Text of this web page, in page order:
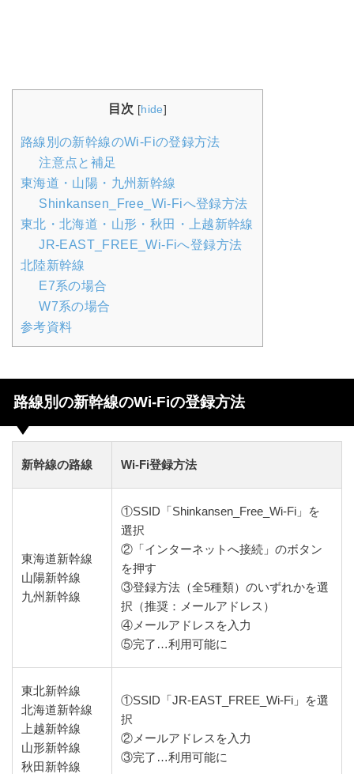
目次 [hide]
路線別の新幹線のWi-Fiの登録方法
注意点と補足
東海道・山陽・九州新幹線
Shinkansen_Free_Wi-Fiへ登録方法
東北・北海道・山形・秋田・上越新幹線
JR-EAST_FREE_Wi-Fiへ登録方法
北陸新幹線
E7系の場合
W7系の場合
参考資料
路線別の新幹線のWi-Fiの登録方法
新幹線の路線 Wi-Fi登録方法
東海道新幹線
山陽新幹線
九州新幹線
①SSID「Shinkansen_Free_Wi-Fi」を
選択
②「インターネットへ接続」のボタン
を押す
③登録方法（全5種類）のいずれかを選
択（推奨：メールアドレス）
④メールアドレスを入力
⑤完了…利用可能に
東北新幹線
北海道新幹線
上越新幹線
山形新幹線
秋田新幹線
①SSID「JR-EAST_FREE_Wi-Fi」を選
択
②メールアドレスを入力
③完了…利用可能に